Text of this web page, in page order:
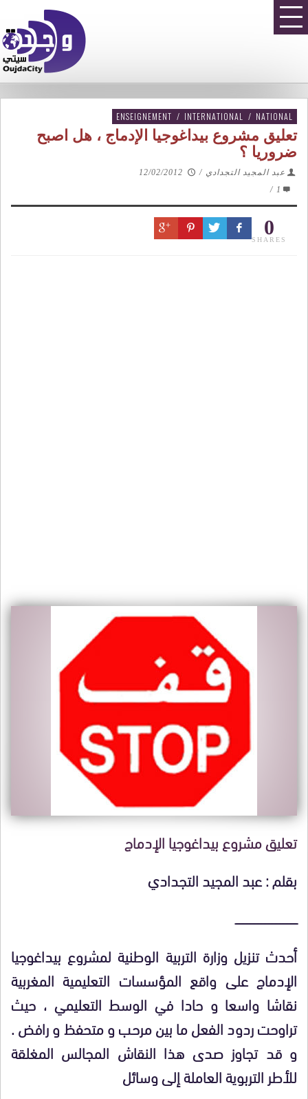
ENSEIGNEMENT / INTERNATIONAL / NATIONAL
تعليق مشروع بيداغوجيا الإدماج ، هل اصبح
ضروريا ؟
عبد المجيد التجدادي /
12/02/2012
1
/
0
SHARES
تعليق مشروع بيداغوجيا الإدماج
بقلم : عبد المجيد التجدادي
ـــــــــــــــــــــــــــــــــــــــــــــ
أحدث تنزيل وزارة التربية الوطنية لمشروع بيداغوجيا
الإدماج على واقع المؤسسات التعليمية المغربية
نقاشا واسعا و حادا في الوسط التعليمي ، حيث
تراوحت ردود الفعل ما بين مرحب و متحفظ و رافض .
و قد تجاوز صدى هذا النقاش المجالس المغلقة
للأطر التربوية العاملة إلى وسائل